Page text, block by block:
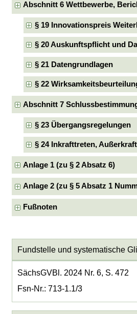
Abschnitt 6 Wettbewerbe,
§ 19 Innovationspreis
§ 20 Auskunftspflicht und
§ 21 Datengrundlagen
§ 22
Abschnitt 7
§ 23 Übergangsregelungen
§ 24 Inkrafttreten,
Anlage 1 (zu § 2 Absatz 6)
Anlage 2 (zu § 5 Absatz 1
Fußnoten
Fundstelle und systematische
SächsGVBl. 2024 Nr. 6, S. 472
Fsn-Nr.: 713-1.1/3